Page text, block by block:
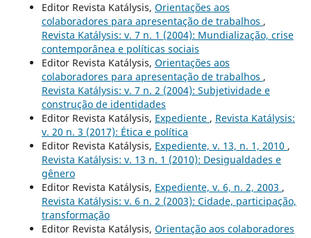
Editor Revista Katálysis, Orientações aos
colaboradores para apresentação de trabalhos ,
Revista Katálysis: v. 7 n. 1 (2004): Mundialização, crise
contemporânea e políticas sociais
Editor Revista Katálysis, Orientações aos
colaboradores para apresentação de trabalhos ,
Revista Katálysis: v. 7 n. 2 (2004): Subjetividade e
construção de identidades
Editor Revista Katálysis, Expediente , Revista Katálysis:
v. 20 n. 3 (2017): Ética e política
Editor Revista Katálysis, Expediente, v. 13, n. 1, 2010 ,
Revista Katálysis: v. 13 n. 1 (2010): Desigualdades e
gênero
Editor Revista Katálysis, Expediente, v. 6, n. 2, 2003 ,
Revista Katálysis: v. 6 n. 2 (2003): Cidade, participação,
transformação
Editor Revista Katálysis, Orientação aos colaboradores